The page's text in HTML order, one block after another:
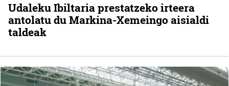
Udaleku Ibiltaria prestatzeko irteera
antolatu du Markina-Xemeingo aisialdi
taldeak